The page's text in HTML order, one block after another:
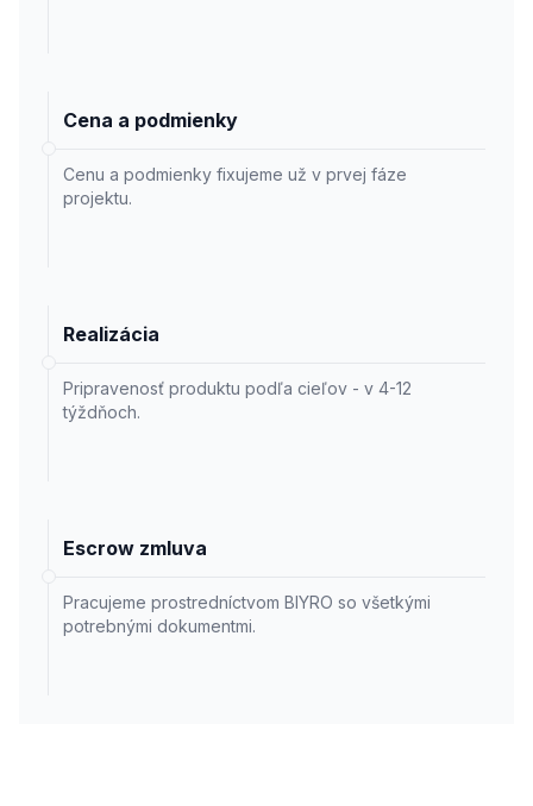
Cena a podmienky
Cenu a podmienky fixujeme už v prvej fáze
projektu.
Realizácia
Pripravenosť produktu podľa cieľov - v 4-12
týždňoch.
Escrow zmluva
Pracujeme prostredníctvom BIYRO so všetkými
potrebnými dokumentmi.